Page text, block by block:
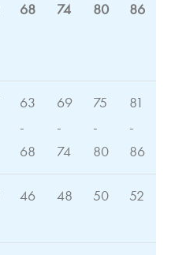
68 74 80 86
63
-
68
69
-
74
75
-
80
81
-
86
46 48 50 52